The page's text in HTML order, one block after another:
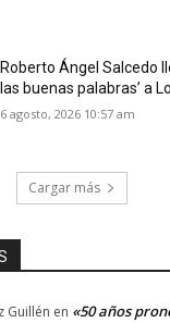
Roberto Ángel Salcedo
las buenas palabras’ a
6 agosto, 2026 10:57 am
Cargar más
Guillén en «50 años